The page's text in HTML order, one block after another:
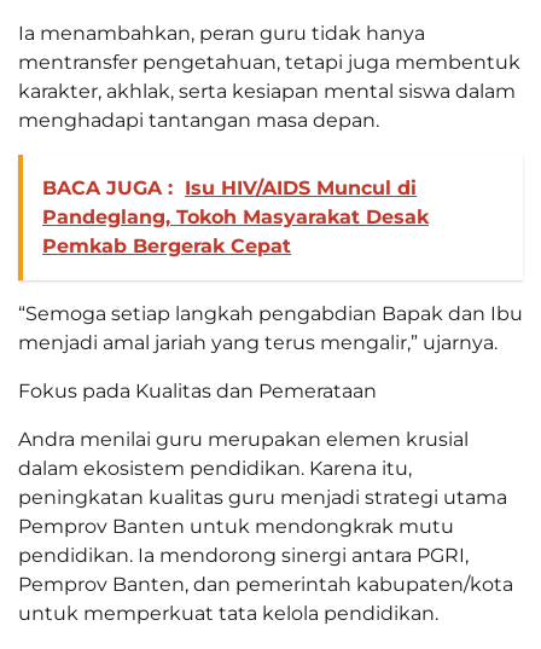
Ia menambahkan, peran guru tidak hanya
mentransfer pengetahuan, tetapi juga membentuk
karakter, akhlak, serta kesiapan mental siswa dalam
menghadapi tantangan masa depan.
BACA JUGA : Isu HIV/AIDS Muncul di
Pandeglang, Tokoh Masyarakat Desak
Pemkab Bergerak Cepat
“Semoga setiap langkah pengabdian Bapak dan Ibu
menjadi amal jariah yang terus mengalir,” ujarnya.
Fokus pada Kualitas dan Pemerataan
Andra menilai guru merupakan elemen krusial
dalam ekosistem pendidikan. Karena itu,
peningkatan kualitas guru menjadi strategi utama
Pemprov Banten untuk mendongkrak mutu
pendidikan. Ia mendorong sinergi antara PGRI,
Pemprov Banten, dan pemerintah kabupaten/kota
untuk memperkuat tata kelola pendidikan.